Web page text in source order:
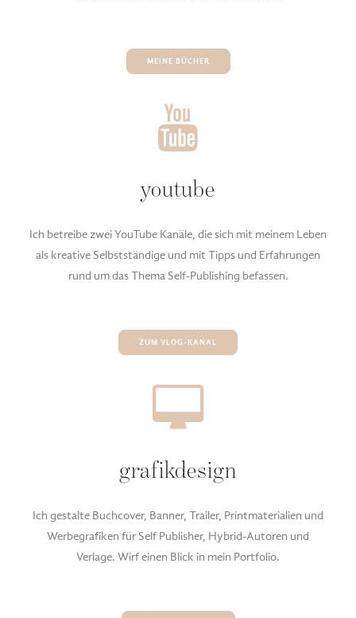
MEINE BÜCHER
youtube
Ich betreibe zwei YouTube Kanäle, die sich mit meinem Leben
als kreative Selbstständige und mit Tipps und Erfahrungen
rund um das Thema Self-Publishing befassen.
ZUM VLOG-KANAL
grafikdesign
Ich gestalte Buchcover, Banner, Trailer, Printmaterialien und
Werbegrafiken für Self Publisher, Hybrid-Autoren und
Verlage. Wirf einen Blick in mein Portfolio.